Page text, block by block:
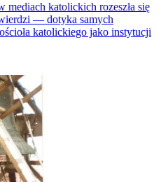
katolickich rozeszła się
— dotyka samych
katolickiego jako instytucji